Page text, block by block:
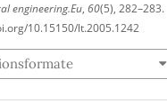
engineering.Eu, 60(5), 282–283.
10.15150/lt.2005.1242